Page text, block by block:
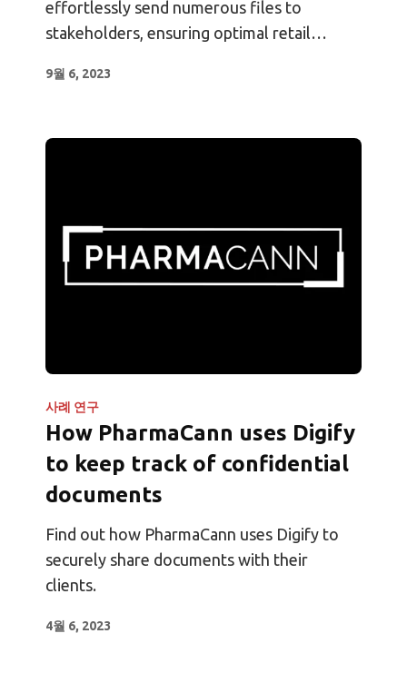
effortlessly send numerous files to
stakeholders, ensuring optimal retail
9월 6, 2023
사례 연구
How PharmaCann uses Digify
to keep track of confidential
documents
Find out how PharmaCann uses Digify to
securely share documents with their
clients.
4월 6, 2023